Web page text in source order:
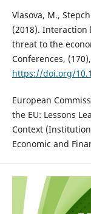
Vlasova, M.,
(2018). Interaction
threat to the
Conferences,
https://doi.org/
European
the EU: Lessons
Context
Economic and